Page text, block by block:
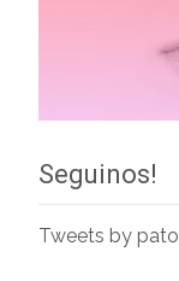
Seguinos!
Tweets by